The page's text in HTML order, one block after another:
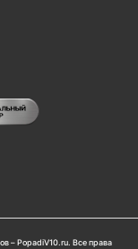
– PopadiV10.ru. Все права